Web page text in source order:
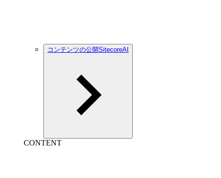
コンテンツの公開SitecoreAI
CONTENT